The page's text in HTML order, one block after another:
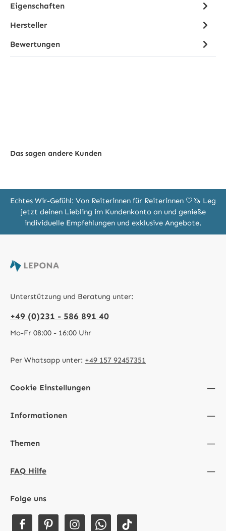
Eigenschaften
Hersteller
Bewertungen
Das sagen andere Kunden
Echtes Wir-Gefühl: Von Reiterinnen für Reiterinnen 🤍🦄 Leg
jetzt deinen Liebling im Kundenkonto an und genieße
individuelle Empfehlungen und exklusive Angebote.
Unterstützung und Beratung unter:
+49 (0)231 - 586 891 40
Mo-Fr 08:00 - 16:00 Uhr
Per Whatsapp unter: +49 157 92457351
Cookie Einstellungen
Informationen
Themen
FAQ Hilfe
Folge uns